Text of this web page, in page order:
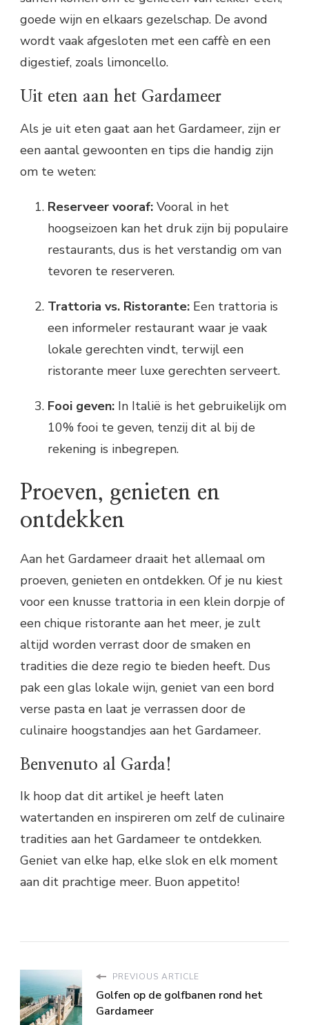
goede wijn en elkaars gezelschap. De avond
wordt vaak afgesloten met een caffè en een
digestief, zoals limoncello.
Uit eten aan het Gardameer
Als je uit eten gaat aan het Gardameer, zijn er
een aantal gewoonten en tips die handig zijn
om te weten:
Reserveer vooraf: Vooral in het
hoogseizoen kan het druk zijn bij populaire
restaurants, dus is het verstandig om van
tevoren te reserveren.
Trattoria vs. Ristorante: Een trattoria is
een informeler restaurant waar je vaak
lokale gerechten vindt, terwijl een
ristorante meer luxe gerechten serveert.
Fooi geven: In Italië is het gebruikelijk om
10% fooi te geven, tenzij dit al bij de
rekening is inbegrepen.
Proeven, genieten en
ontdekken
Aan het Gardameer draait het allemaal om
proeven, genieten en ontdekken. Of je nu kiest
voor een knusse trattoria in een klein dorpje of
een chique ristorante aan het meer, je zult
altijd worden verrast door de smaken en
tradities die deze regio te bieden heeft. Dus
pak een glas lokale wijn, geniet van een bord
verse pasta en laat je verrassen door de
culinaire hoogstandjes aan het Gardameer.
Benvenuto al Garda!
Ik hoop dat dit artikel je heeft laten
watertanden en inspireren om zelf de culinaire
tradities aan het Gardameer te ontdekken.
Geniet van elke hap, elke slok en elk moment
aan dit prachtige meer. Buon appetito!
PREVIOUS ARTICLE
Golfen op de golfbanen rond het
Gardameer